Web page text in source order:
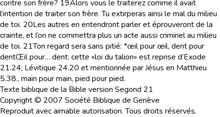
contre son frère? 19Alors vous le traiterez comme il avait
l’intention de traiter son frère. Tu extirperas ainsi le mal du milieu
de toi. 20Les autres en entendront parler et éprouveront de la
crainte, et l’on ne commettra plus un acte aussi criminel au milieu
de toi. 21Ton regard sera sans pitié: *œil pour œil, dent pour
dentŒil pour… dent: cette «loi du talion» est reprise d’Exode
21.24; Lévitique 24.20 et mentionnée par Jésus en Matthieu
5.38., main pour main, pied pour pied.
Texte biblique de la Bible version Segond 21
Copyright © 2007 Société Biblique de Genève
Reproduit avec aimable autorisation. Tous droits réservés.